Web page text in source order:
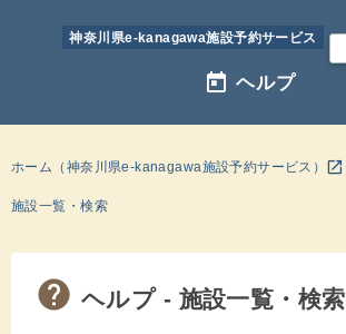
神奈川県e-kanagawa施設予約サービス
today ヘルプ
ホーム（神奈川県e-kanagawa施設予約サービス） open_in_new
施設一覧・検索
ヘルプ - 施設一覧・検索